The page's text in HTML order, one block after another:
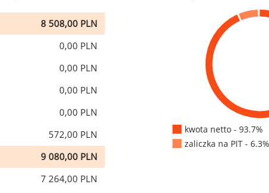
8 508,00 PLN
0,00 PLN
0,00 PLN
0,00 PLN
0,00 PLN
572,00 PLN
9 080,00 PLN
7 264,00 PLN
kwota netto - 93.7%
zaliczka na PIT - 6.3%